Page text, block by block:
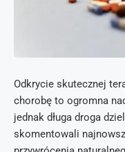
Odkrycie skutecznej
chorobę to ogromna
jednak długa droga
skomentowali